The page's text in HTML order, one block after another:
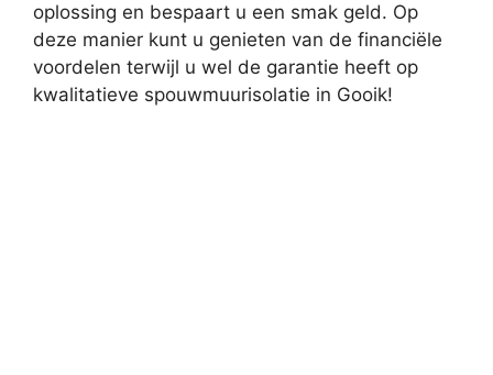
oplossing en bespaart u een smak geld. Op
deze manier kunt u genieten van de financiële
voordelen terwijl u wel de garantie heeft op
kwalitatieve spouwmuurisolatie in Gooik!